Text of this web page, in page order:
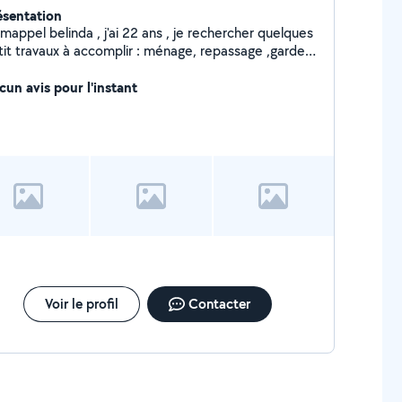
belinda , j'ai 22 ans , je rechercher quelques
travaux à accomplir : ménage, repassage ,garde
avis pour l'instant
Voir le profil Contacter